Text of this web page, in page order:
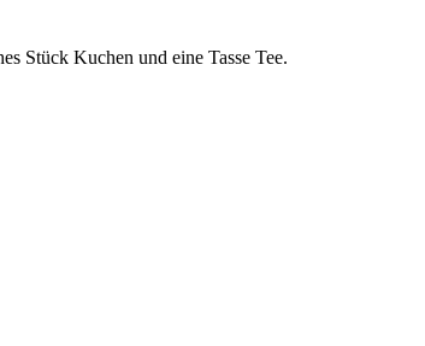
Stück Kuchen und eine Tasse Tee.